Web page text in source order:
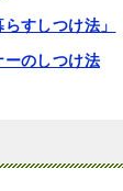
すしつけ法」
ーのしつけ法